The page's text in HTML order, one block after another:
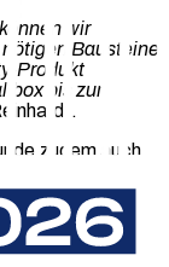
wir
Bausteine
Produkt
bis zur
zudem auch
wie
Leistungen für
)öffentlichen